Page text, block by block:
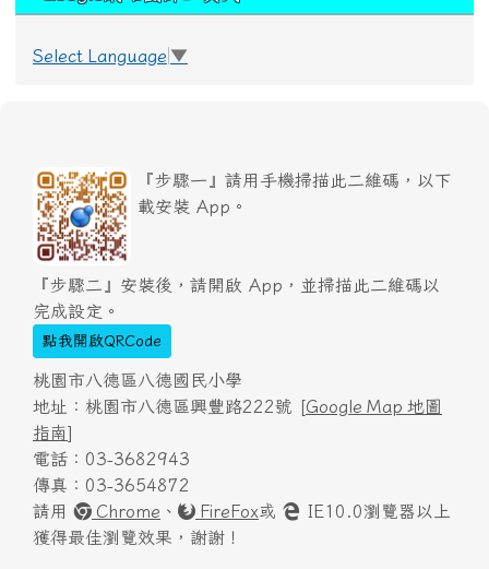
Select Language ▼
『步驟一』請用手機掃描此二維碼，以下
載安裝 App。
『步驟二』安裝後，請開啟 App，並掃描此二維碼以
完成設定。
點我開啟QRCode
桃園市八德區八德國民小學
地址：桃園市八德區興豐路222號 [Google Map 地圖
指南]
電話：03-3682943
傳真：03-3654872
請用
Chrome 、 FireFox或
IE10.0瀏覽器以上
獲得最佳瀏覽效果，謝謝！